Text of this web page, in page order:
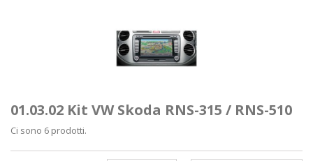
01.03.02 Kit VW Skoda RNS-315 / RNS-510
Ci sono 6 prodotti.